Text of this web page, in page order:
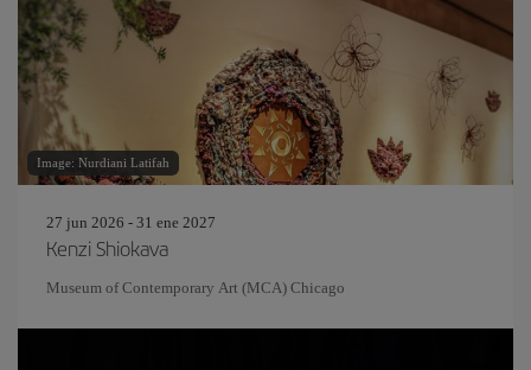
Image: Nurdiani Latifah
27 jun 2026 - 31 ene 2027
Kenzi Shiokava
Museum of Contemporary Art (MCA) Chicago